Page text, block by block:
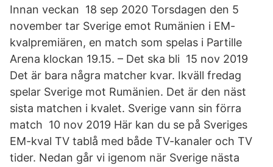
Innan veckan 18 sep 2020 Torsdagen den 5
november tar Sverige emot Rumänien i EM-
kvalpremiären, en match som spelas i Partille
Arena klockan 19.15. – Det ska bli 15 nov 2019
Det är bara några matcher kvar. Ikväll fredag
spelar Sverige mot Rumänien. Det är den näst
sista matchen i kvalet. Sverige vann sin förra
match 10 nov 2019 Här kan du se på Sveriges
EM-kval TV tablå med både TV-kanaler och TV
tider. Nedan går vi igenom när Sverige nästa